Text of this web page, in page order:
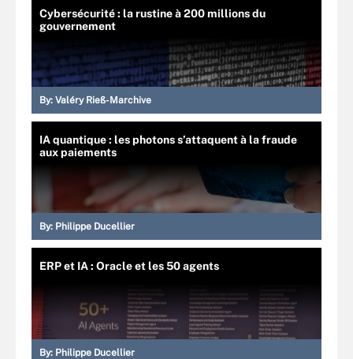
Cybersécurité : la rustine à 200 millions du
gouvernement
By: Valéry Rieß-Marchive
IA quantique : les photons s’attaquent à la fraude
aux paiements
By: Philippe Ducellier
ERP et IA : Oracle et les 50 agents
By: Philippe Ducellier